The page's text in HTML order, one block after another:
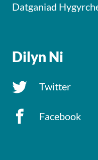
Datganiad
Dilyn Ni
Twitter
Facebook